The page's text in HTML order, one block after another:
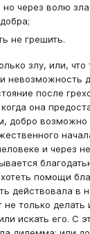
но через волю
не грешить.
злу, или, что
невозможность
после
она
добро возможно
и через
помощи
действовала в
только делать
искать его. С